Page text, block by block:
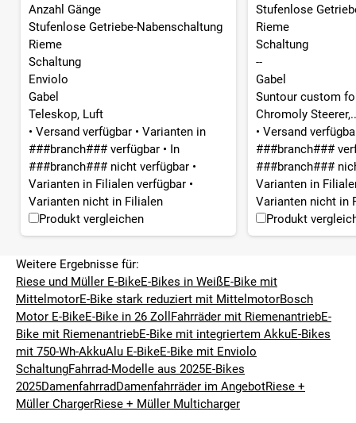
Anzahl Gänge
Stufenlose Getriebe-Nabenschaltung
Rieme
Schaltung
Enviolo
Gabel
Teleskop, Luft
• Versand verfügbar • Varianten in
###branch### verfügbar • In
###branch### nicht verfügbar •
Varianten in Filialen verfügbar •
Varianten nicht in Filialen
Produkt vergleichen
Stufenlose
Rieme
Schaltung
--
Gabel
Suntour custom
Chromoly
• Versand
###branch###
###branch###
Varianten in
Varianten nicht in
Produkt
Weitere Ergebnisse für:
Riese und Müller E-BikeE-Bikes in WeißE-Bike mit
MittelmotorE-Bike stark reduziert mit MittelmotorBosch
Motor E-BikeE-Bike in 26 Zoll Fahrräder mit RiemenantriebE-
Bike mit RiemenantriebE-Bike mit integriertem AkkuE-Bikes
mit 750-Wh-AkkuAlu E-BikeE-Bike mit Enviolo
SchaltungFahrrad-Modelle aus 2025E-Bikes
2025DamenfahrradDamenfahrräder im AngebotRiese +
Müller ChargerRiese + Müller Multicharger